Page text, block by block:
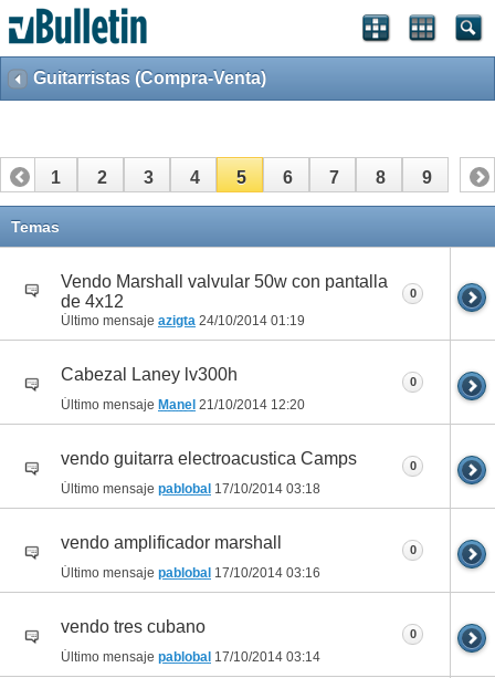
Guitarristas (Compra-Venta)
1 2 3 4 5 6 7 8 9
Temas
Vendo Marshall valvular 50w con pantalla
de 4x12
Último mensaje azigta 24/10/2014 01:19
0
Cabezal Laney lv300h
Último mensaje Manel 21/10/2014 12:20
0
vendo guitarra electroacustica Camps
Último mensaje pablobal 17/10/2014 03:18
0
vendo amplificador marshall
Último mensaje pablobal 17/10/2014 03:16
0
vendo tres cubano
Último mensaje pablobal 17/10/2014 03:14
0